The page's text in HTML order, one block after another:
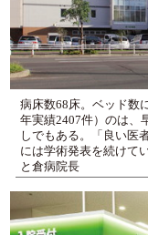
病床数68床。ベッド数
年実績2407件）のは、
しでもある。「良い医
には学術発表を続けて
と倉病院長